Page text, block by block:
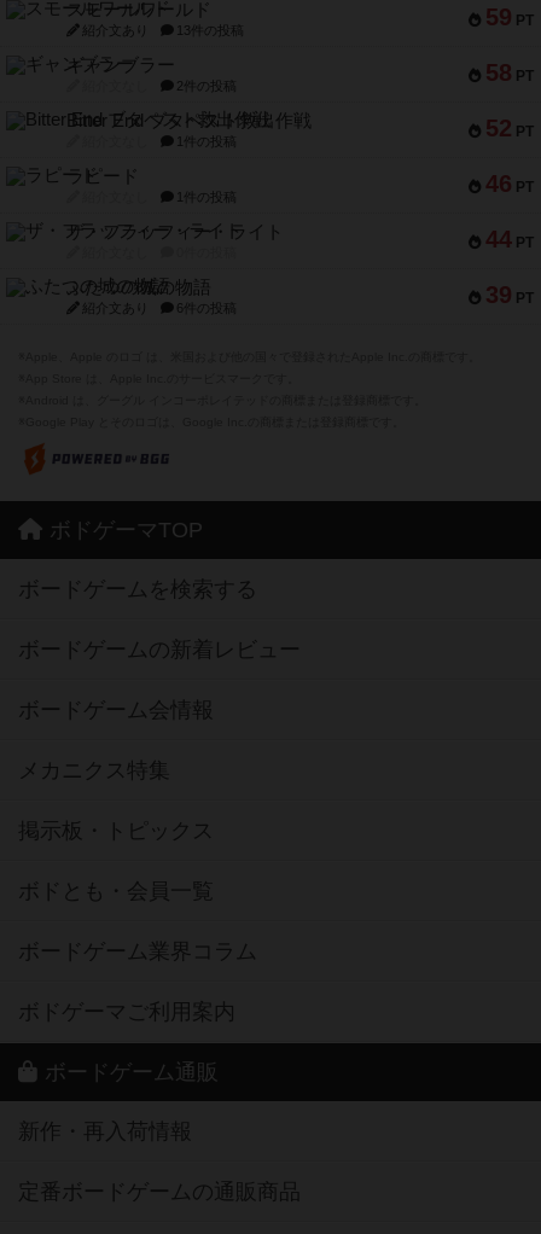
59 PT
スモールワールド
紹介文あり 13件の投稿
58 PT
ギャンブラー
2件の投稿
52 PT
Bitter End ブタペスト救出作戦
1件の投稿
46 PT
ラピード
1件の投稿
44 PT
ザ・フラッフィー・ライト
39 PT
ふたつの城の物語
紹介文あり 6件の投稿
ボドゲーマTOP
ボードゲームを検索する
ボードゲームの新着レビュー
ボードゲーム会情報
メカニクス特集
掲示板・トピックス
ボドとも・会員一覧
ボードゲーム業界コラム
ボドゲーマご利用案内
ボードゲーム通販
新作・再入荷情報
定番ボードゲームの通販商品